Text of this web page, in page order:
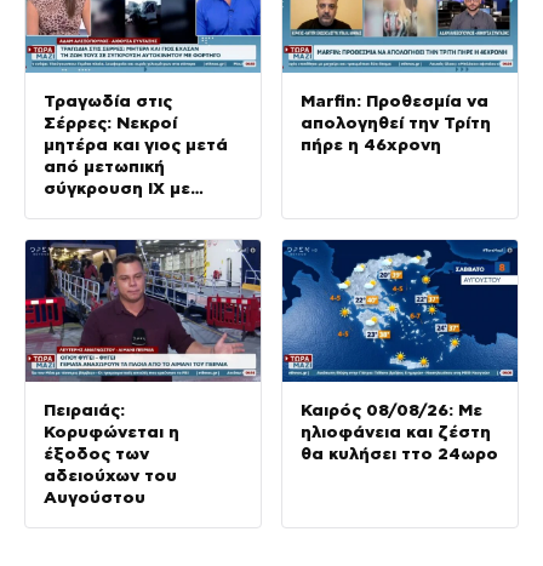
Τραγωδία στις
Σέρρες: Νεκροί
μητέρα και γιος μετά
από μετωπική
σύγκρουση ΙΧ με
Marfin: Προθεσμία να
απολογηθεί την Τρίτη
πήρε η 46χρονη
Πειραιάς:
Κορυφώνεται η
έξοδος των
αδειούχων του
Αυγούστου
Καιρός 08/08/26: Με
ηλιοφάνεια και ζέστη
θα κυλήσει ττο 24ωρο